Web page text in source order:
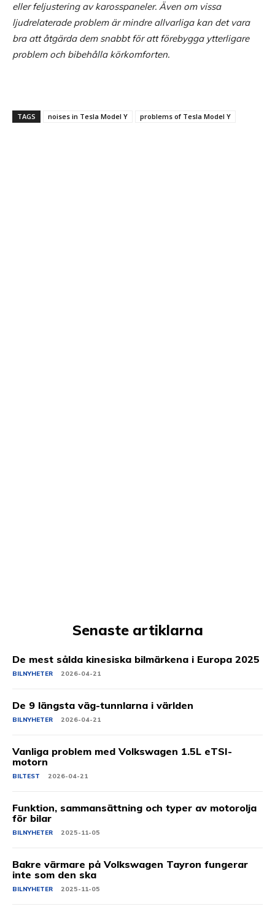
eller feljustering av karosspaneler. Även om vissa
ljudrelaterade problem är mindre allvarliga kan det vara
bra att åtgärda dem snabbt för att förebygga ytterligare
problem och bibehålla körkomforten.
TAGS noises in Tesla Model Y problems of Tesla Model Y
Senaste artiklarna
De mest sålda kinesiska bilmärkena i Europa 2025
BILNYHETER 2026-04-21
De 9 längsta väg-tunnlarna i världen
BILNYHETER 2026-04-21
Vanliga problem med Volkswagen 1.5L eTSI-
motorn
BILTEST 2026-04-21
Funktion, sammansättning och typer av motorolja
för bilar
BILNYHETER 2025-11-05
Bakre värmare på Volkswagen Tayron fungerar
inte som den ska
BILNYHETER 2025-11-05